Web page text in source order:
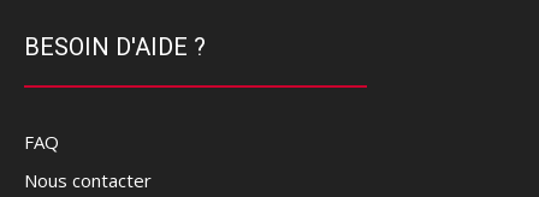
BESOIN D'AIDE ?
FAQ
Nous contacter